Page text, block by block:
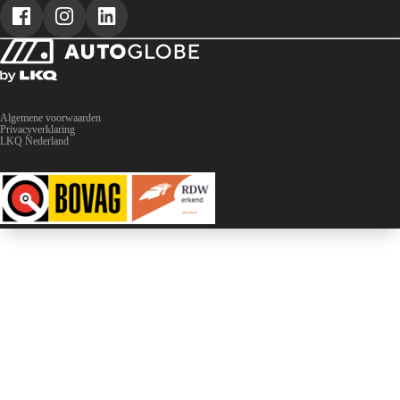
Algemene voorwaarden
Privacyverklaring
LKQ Nederland